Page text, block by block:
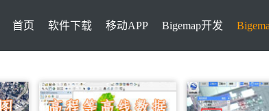
首页 软件下载 移动APP Bigemap开发